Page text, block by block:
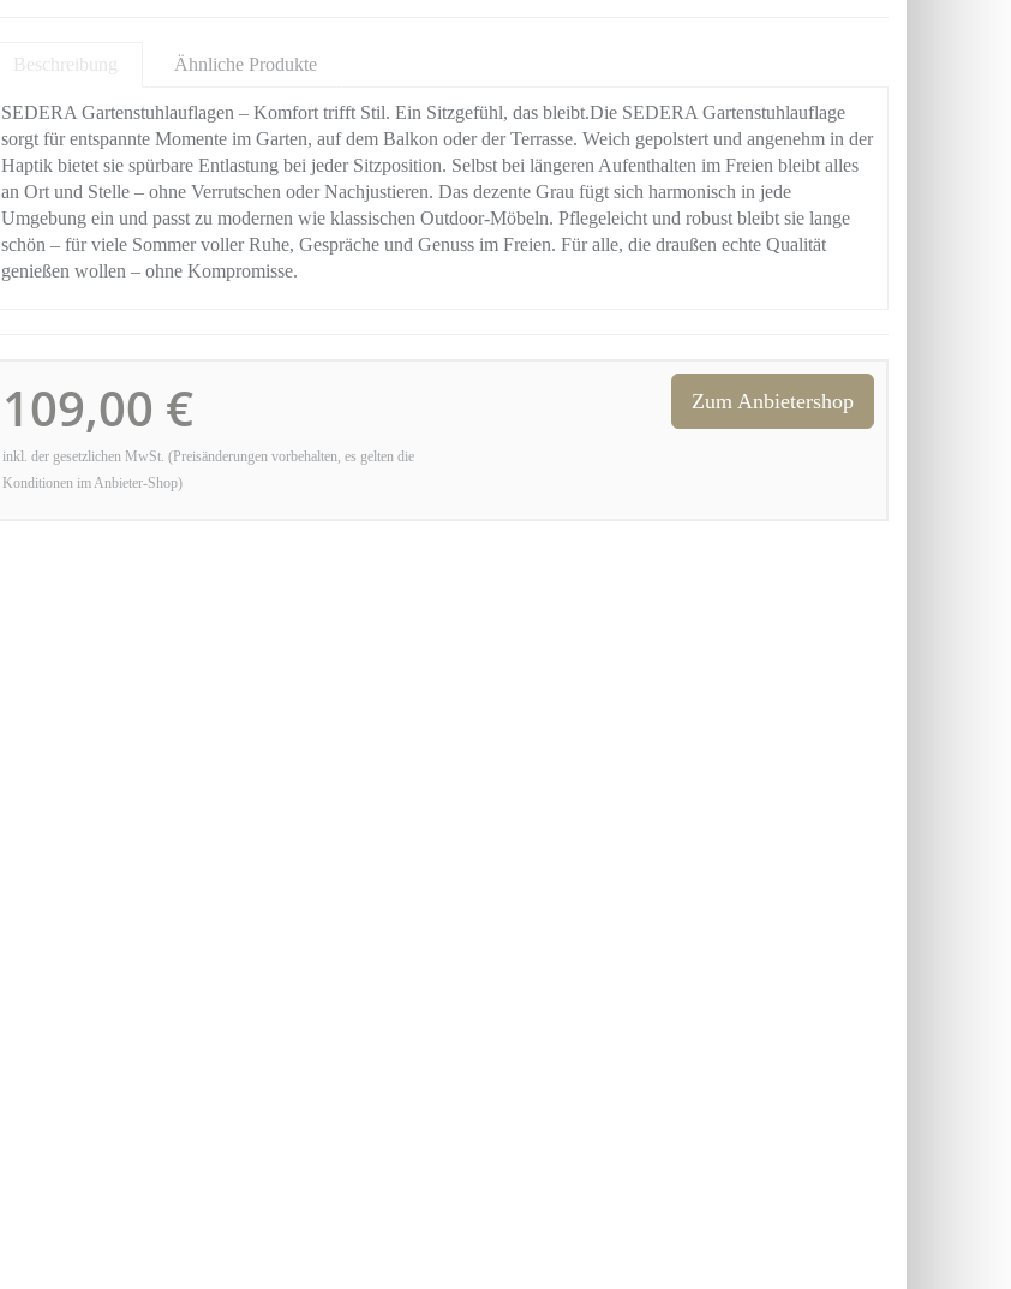
Beschreibung Ähnliche Produkte
SEDERA Gartenstuhlauflagen – Komfort trifft Stil. Ein Sitzgefühl, das bleibt.Die SEDERA Gartenstuhlauflage
sorgt für entspannte Momente im Garten, auf dem Balkon oder der Terrasse. Weich gepolstert und angenehm in der
Haptik bietet sie spürbare Entlastung bei jeder Sitzposition. Selbst bei längeren Aufenthalten im Freien bleibt alles
an Ort und Stelle – ohne Verrutschen oder Nachjustieren. Das dezente Grau fügt sich harmonisch in jede
Umgebung ein und passt zu modernen wie klassischen Outdoor-Möbeln. Pflegeleicht und robust bleibt sie lange
schön – für viele Sommer voller Ruhe, Gespräche und Genuss im Freien. Für alle, die draußen echte Qualität
genießen wollen – ohne Kompromisse.
109,00 €
inkl. der gesetzlichen MwSt. (Preisänderungen vorbehalten, es gelten die
Konditionen im Anbieter-Shop)
Zum Anbietershop